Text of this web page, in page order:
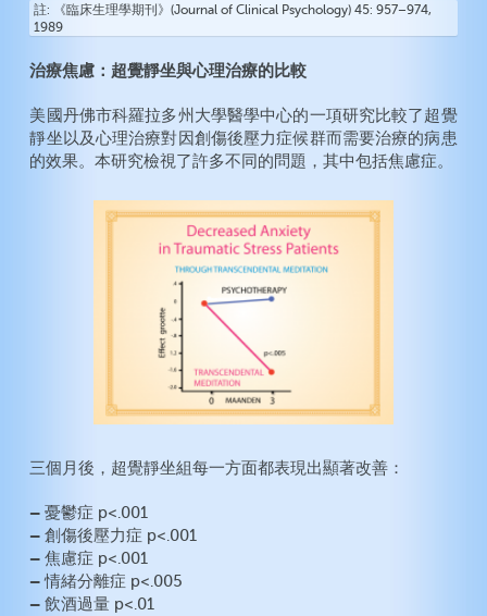
註
《臨床生理學期刊》(Journal of Clinical Psychology) 45: 957–974,
1989
治療焦慮：超覺靜坐與心理治療的比較
美國丹佛市科羅拉多州大學醫學中心的一項研究比較了超覺
靜坐以及心理治療對因創傷後壓力症候群而需要治療的病患
的效果。本研究檢視了許多不同的問題，其中包括焦慮症。
三個月後，超覺靜坐組每一方面都表現出顯著改善：
–憂鬱症 p<.001
–創傷後壓力症 p<.001
–焦慮症 p<.001
–情緒分離症 p<.005
–飲酒過量 p<.01